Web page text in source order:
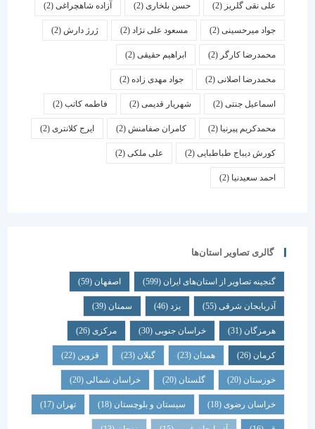
علی نقی گلریز(2) حسن بلخاری(2) آزاده شاهچراغی(2)
جواد میرحسینی(2) مسعود علی نژاد(2) ژرژ دارش (2)
محمدرضا کارگر(2) ابراهیم حقیقی(2)
محمدرضا اصلانی(2) جواد مهدی زاده(2)
اسماعیل جنتی(2) شهریار قدیمی(2) فاطمه کاتب(2)
محمدکریم پیرنیا (2) کامران صفامنش(2) ایرج کلانتری (2)
کورش دیباج طباطبایی(2) علی ملکی(2)
احمد سعیدنیا (2)
گالری تصاویر استان‌ها
گنجینه تصاویر از استان‌های ایران(599) اصفهان (59)
آذربایجان شرقی(55) یزد سمنان (39)
هرمزگان(31) خراسان جنوبی(30) مرکزی (26)
همدان گیلان قزوین
خوزستان(20) گلستان (20) خراسان شمالی(20)
خراسان رضوی(18) سیستان و بلوچستان(18) تهران